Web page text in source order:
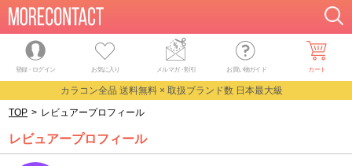
登録・ログイン お気に入り メルマガ・割引 お買い物ガイド カート
カラコン全品 送料無料 × 取扱ブランド数 日本最大級
TOP > レビュアープロフィール
レビュアープロフィール